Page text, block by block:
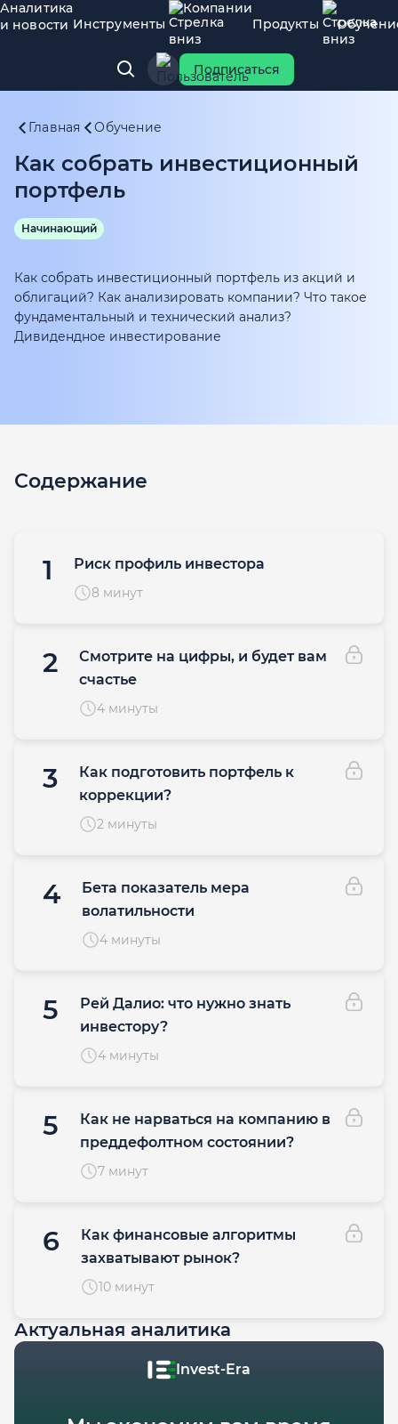
Аналитика
и новости Инструменты
Компании
Продукты
Подписаться
Главная Обучение
Как собрать инвестиционный
портфель
Начинающий
Как собрать инвестиционный портфель из акций и
облигаций? Как анализировать компании? Что такое
фундаментальный и технический анализ?
Дивидендное инвестирование
Содержание
1 Риск профиль инвестора
8 минут
2
Смотрите на цифры, и будет вам
счастье
4 минуты
3
Как подготовить портфель к
коррекции?
2 минуты
4
Бета показатель мера
волатильности
4 минуты
5
Рей Далио: что нужно знать
инвестору?
4 минуты
5
Как не нарваться на компанию в
преддефолтном состоянии?
7 минут
6
Как финансовые алгоритмы
захватывают рынок?
10 минут
Актуальная аналитика
Invest-Era